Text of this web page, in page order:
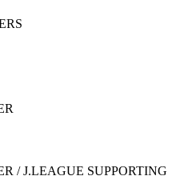
/ J.LEAGUE SUPPORTING